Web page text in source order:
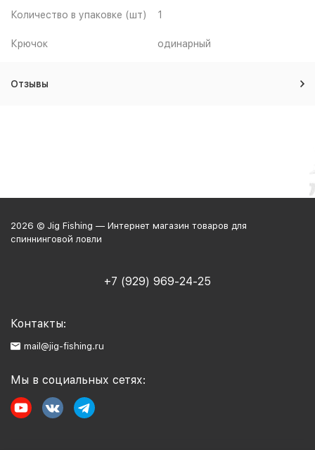
Количество в упаковке (шт) 1
Крючок одинарный
Отзывы
2026 © Jig Fishing — Интернет магазин товаров для
спиннинговой ловли
+7 (929) 969-24-25
Контакты:
mail@jig-fishing.ru
Мы в социальных сетях: